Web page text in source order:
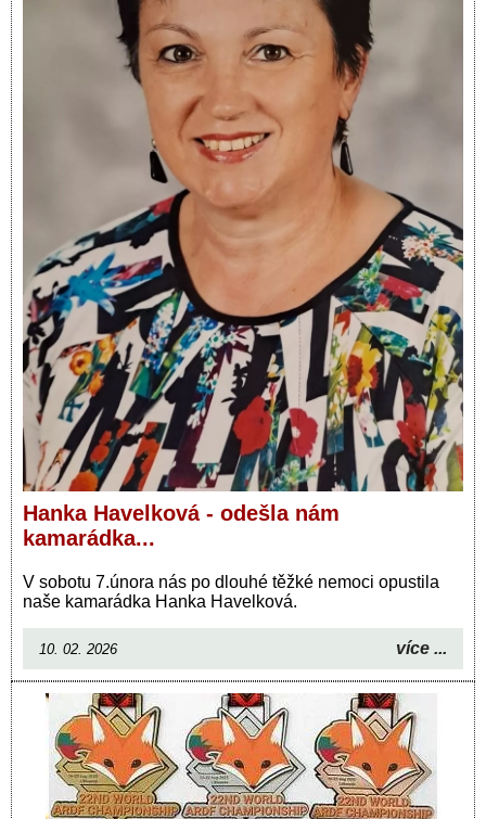
Hanka Havelková - odešla nám
kamarádka...
V sobotu 7.února nás po dlouhé těžké nemoci opustila
naše kamarádka Hanka Havelková.
10. 02. 2026 více ...